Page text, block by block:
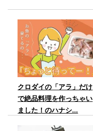
クロダイの「アラ」だけ
で絶品料理を作っちゃい
ました！のハナシ...